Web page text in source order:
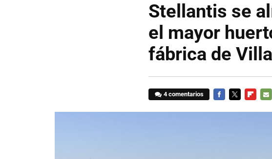
Stellantis se
el mayor
fábrica de
4 comentarios